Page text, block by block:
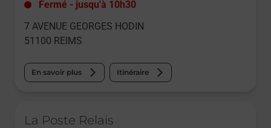
Fermé - jusqu'à 10h30
7 AVENUE GEORGES HODIN
51100 REIMS
En savoir plus Itinéraire
La Poste Relais